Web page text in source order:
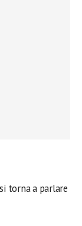
torna a parlare